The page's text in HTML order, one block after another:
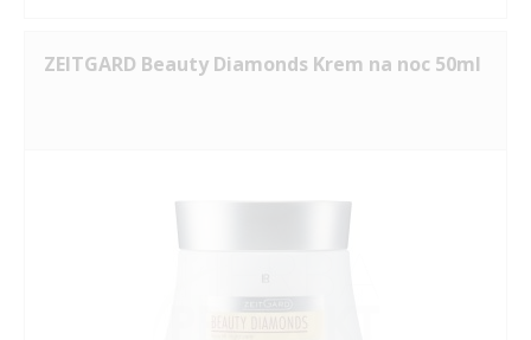
ZEITGARD Beauty Diamonds Krem na noc 50ml